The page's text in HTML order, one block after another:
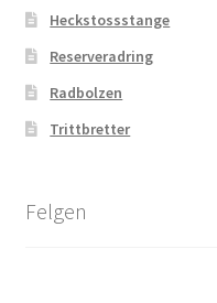
Heckstossstange
Reserveradring
Radbolzen
Trittbretter
Felgen